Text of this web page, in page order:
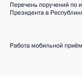
Перечень поручений по
Президента в
Работа мобильной